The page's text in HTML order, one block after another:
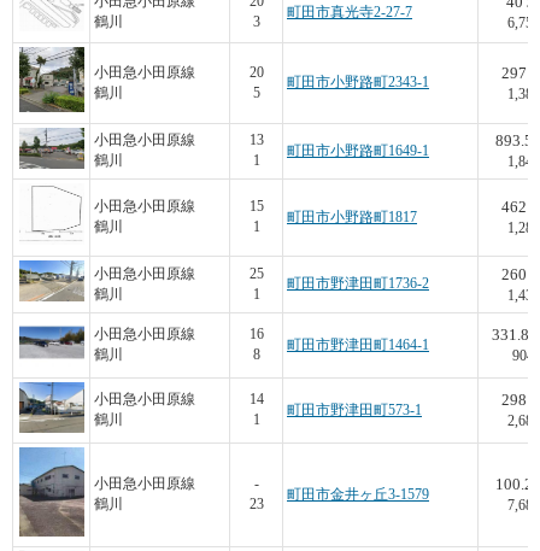
鶴川
3
町田市真光寺2-27-7
6,750
小田急小田原線
鶴川
20
5
町田市小野路町2343-1
297
1,380
小田急小田原線
鶴川
13
1
町田市小野路町1649-1
893.5
1,847
小田急小田原線
鶴川
15
1
町田市小野路町1817
462
1,286
小田急小田原線
鶴川
25
1
町田市野津田町1736-2
260
1,430
小田急小田原線
鶴川
16
8
町田市野津田町1464-1
331.84
904
小田急小田原線
鶴川
14
1
町田市野津田町573-1
298
2,685
小田急小田原線
鶴川
-
23
町田市金井ヶ丘3-1579
100.2
7,685